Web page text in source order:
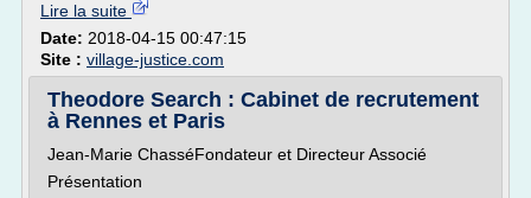
Lire la suite
Date: 2018-04-15 00:47:15
Site : village-justice.com
Theodore Search : Cabinet de recrutement
à Rennes et Paris
Jean-Marie ChasséFondateur et Directeur Associé
Présentation